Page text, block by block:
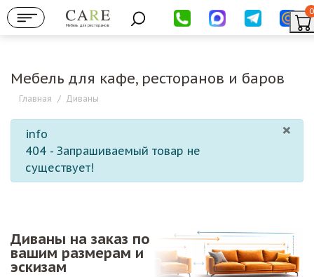
Мебель для ресторанов
0
Мебель для кафе, ресторанов и баров
Главная / Диваны
×
info
404 - Запрашиваемый товар не
существует!
Диваны на заказ по
вашим размерам и
эскизам